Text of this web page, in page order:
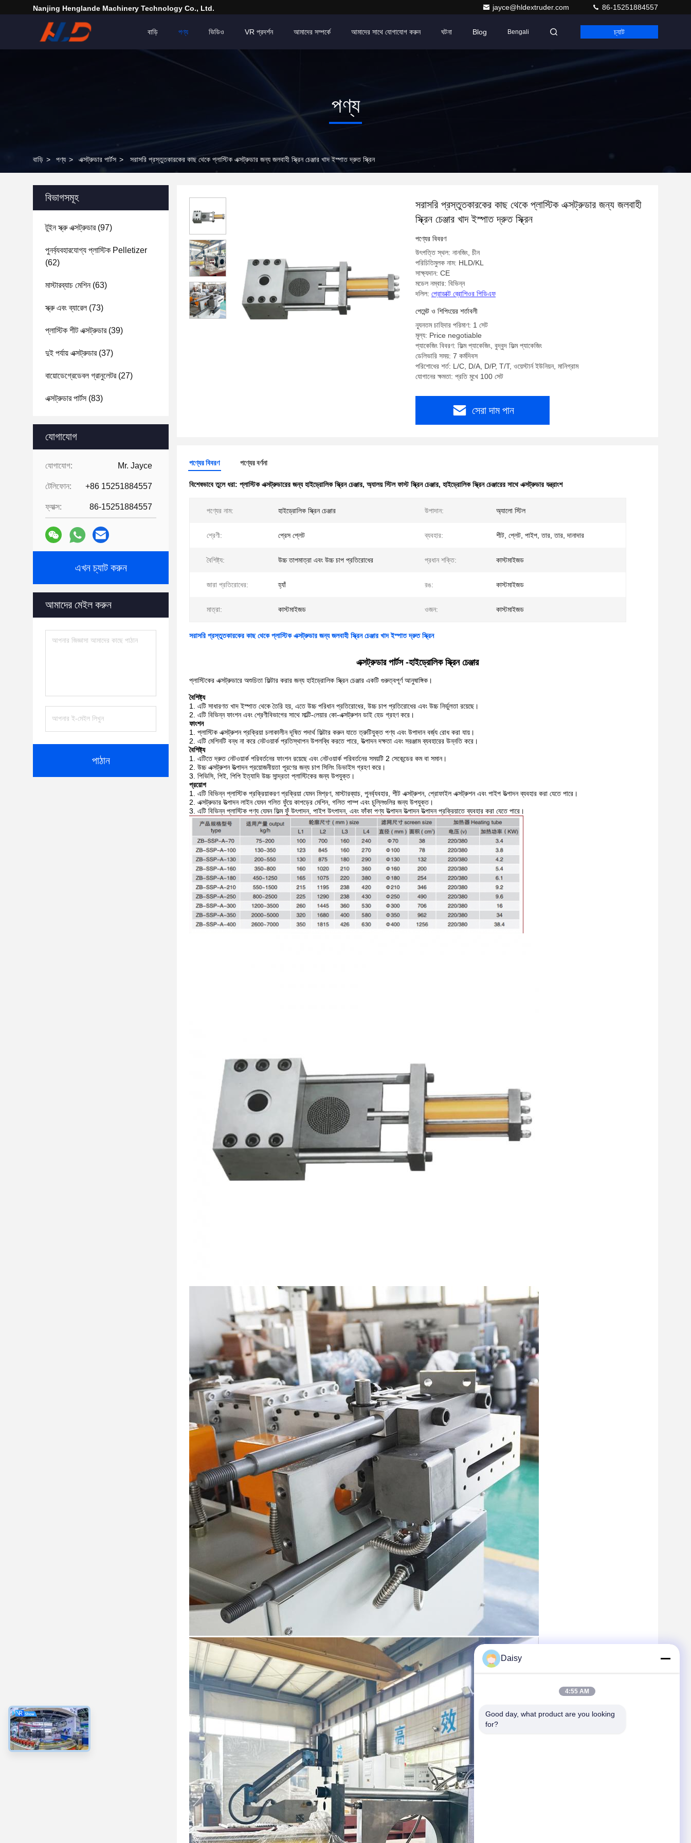
Nanjing Henglande Machinery Technology Co., Ltd. jayce@hldextruder.com 86-15251884557
বাড়ি পণ্য ভিডিও VR প্রদর্শন আমাদের সম্পর্কে আমাদের সাথে যোগাযোগ করুন ঘটনা Blog Bengali চ্যাট
পণ্য
বাড়ি > পণ্য > এক্সট্রুডার পার্টস > সরাসরি প্রস্তুতকারকের কাছ থেকে প্লাস্টিক এক্সট্রুডার জন্য জলবাহী স্ক্রিন চেঞ্জার খাদ ইস্পাত দ্রুত স্ক্রিন
বিভাগসমূহ
টুইন স্ক্রু এক্সট্রুডার(97)
পুনর্ব্যবহারযোগ্য প্লাস্টিক Pelletizer
(62)
মাস্টারব্যাচ মেশিন(63)
স্ক্রু এবং ব্যারেল(73)
প্লাস্টিক শীট এক্সট্রুডার(39)
দুই পর্যায় এক্সট্রুডার(37)
বায়োডেগ্রেডেবল গ্রানুলেটর(27)
এক্সট্রুডার পার্টস(83)
যোগাযোগ
যোগাযোগ: Mr. Jayce
টেলিফোন: +86 15251884557
ফ্যাক্স: 86-15251884557
এখন চ্যাট করুন
আমাদের মেইল করুন
পাঠান
সরাসরি প্রস্তুতকারকের কাছ থেকে প্লাস্টিক এক্সট্রুডার জন্য জলবাহী
স্ক্রিন চেঞ্জার খাদ ইস্পাত দ্রুত স্ক্রিন
পণ্যের বিবরণ
উৎপত্তি স্থল: নানজিং, চীন
পরিচিতিমুলক নাম: HLD/KL
সাক্ষ্যদান: CE
মডেল নম্বার: বিভিন্ন
দলিল: প্রোডাক্ট ব্রোশিওর পিডিএফ
পেমেন্ট ও শিপিংয়ের শর্তাবলী
ন্যূনতম চাহিদার পরিমাণ: 1 সেট
মূল্য: Price negotiable
প্যাকেজিং বিবরণ: ফিল্ম প্যাকেজিং, বুদ্বুদ ফিল্ম প্যাকেজিং
ডেলিভারি সময়: 7 কর্মদিবস
পরিশোধের শর্ত: L/C, D/A, D/P, T/T, ওয়েস্টার্ন ইউনিয়ন, মানিগ্রাম
যোগানের ক্ষমতা: প্রতি মুখে 100 সেট
সেরা দাম পান
পণ্যের বিবরণ পণ্যের বর্ণনা
বিশেষভাবে তুলে ধরা: প্লাস্টিক এক্সট্রুডারের জন্য হাইড্রোলিক স্ক্রিন চেঞ্জার, অ্যালয় স্টিল ফাস্ট স্ক্রিন চেঞ্জার, হাইড্রোলিক স্ক্রিন চেঞ্জারের সাথে এক্সট্রুডার যন্ত্রাংশ
পণ্যের নাম: হাইড্রোলিক স্ক্রিন চেঞ্জার উপাদান: অ্যালো স্টিল
শ্রেণী: প্রেস প্লেট ব্যবহার: শীট, প্লেট, পাইপ, তার, তার, দানাদার
বৈশিষ্ট্য: উচ্চ তাপমাত্রা এবং উচ্চ চাপ প্রতিরোধের প্রধান শক্তি: কাস্টমাইজড
জারা প্রতিরোধের: হ্যাঁ রঙ: কাস্টমাইজড
মাত্রা: কাস্টমাইজড ওজন: কাস্টমাইজড
সরাসরি প্রস্তুতকারকের কাছ থেকে প্লাস্টিক এক্সট্রুডার জন্য জলবাহী স্ক্রিন চেঞ্জার খাদ ইস্পাত দ্রুত স্ক্রিন
এক্সট্রুডার পার্টস -হাইড্রোলিক স্ক্রিন চেঞ্জার
প্লাস্টিকের এক্সট্রুডারে অশুচিতা ফিল্টার করার জন্য হাইড্রোলিক স্ক্রিন চেঞ্জার একটি গুরুত্বপূর্ণ আনুষাঙ্গিক।
বৈশিষ্ট্য
এটি সাধারণত খাদ ইস্পাত থেকে তৈরি হয়, এতে উচ্চ পরিধান প্রতিরোধের, উচ্চ চাপ প্রতিরোধের এবং উচ্চ নির্ভুলতা রয়েছে।
এটি বিভিন্ন ফাংশন এবং শ্রেণীবিভাগের সাথে মাল্টি-লেয়ার কো-এক্সট্রুশন ডাই হেড গ্রহণ করে।
ফাংশন
প্লাস্টিক এক্সট্রুশন প্রক্রিয়া চলাকালীন দূষিত পদার্থ ফিল্টার করুন যাতে ত্রুটিযুক্ত পণ্য এবং উপাদান বর্জ্য রোধ করা যায়।
এটি মেশিনটি বন্ধ না করে নেটওয়ার্ক প্রতিস্থাপন উপলব্ধি করতে পারে, উত্পাদন দক্ষতা এবং সরঞ্জাম ব্যবহারের উন্নতি করে।
বৈশিষ্ট্য
এটিতে দ্রুত নেটওয়ার্ক পরিবর্তনের ফাংশন রয়েছে এবং নেটওয়ার্ক পরিবর্তনের সময়টি 2 সেকেন্ডের কম বা সমান।
উচ্চ এক্সট্রুশন উত্পাদন প্রয়োজনীয়তা পূরণের জন্য চাপ সিলিং ডিভাইস গ্রহণ করে।
পিভিসি, পিই, পিপি ইত্যাদি উচ্চ সান্দ্রতা প্লাস্টিকের জন্য উপযুক্ত।
প্রয়োগ
এটি বিভিন্ন প্লাস্টিক প্রক্রিয়াকরণ প্রক্রিয়া যেমন মিশ্রণ, মাস্টারব্যাচ, পুনর্ব্যবহার, শীট এক্সট্রুশন, প্রোফাইল এক্সট্রুশন এবং পাইপ উত্পাদন ব্যবহার করা যেতে পারে।
এক্সট্রুডার উত্পাদন লাইন যেমন গলিত ফুঁয়ে কাপড়ের মেশিন, গলিত পাম্প এবং চুল্লিগুলির জন্য উপযুক্ত।
এটি বিভিন্ন প্লাস্টিক পণ্য যেমন ফিল্ম ফুঁ উৎপাদন, পাইপ উৎপাদন, এবং ফাঁকা পণ্য উত্পাদন উত্পাদন উত্পাদন প্রক্রিয়াতে ব্যবহার করা যেতে পারে।
Daisy
4:55 AM
Good day, what product are you looking
for?